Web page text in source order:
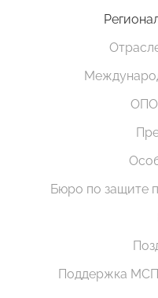
Бюро по защите
Поддержка